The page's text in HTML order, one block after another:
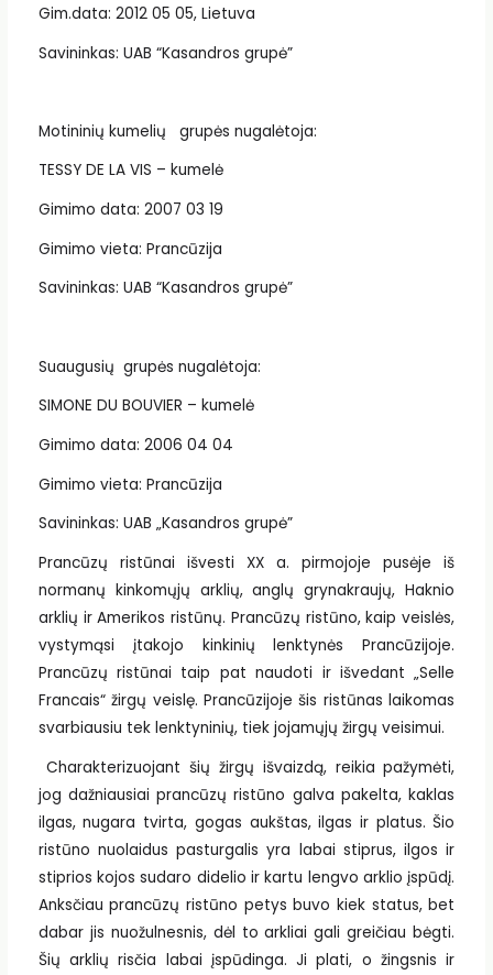
Gim.data: 2012 05 05, Lietuva
Savininkas: UAB “Kasandros grupė”
Motininių kumelių grupės nugalėtoja:
TESSY DE LA VIS – kumelė
Gimimo data: 2007 03 19
Gimimo vieta: Prancūzija
Savininkas: UAB “Kasandros grupė”
Suaugusių grupės nugalėtoja:
SIMONE DU BOUVIER – kumelė
Gimimo data: 2006 04 04
Gimimo vieta: Prancūzija
Savininkas: UAB „Kasandros grupė”
Prancūzų ristūnai išvesti XX a. pirmojoje pusėje iš
normanų kinkomųjų arklių, anglų grynakraujų, Haknio
arklių ir Amerikos ristūnų. Prancūzų ristūno, kaip veislės,
vystymąsi įtakojo kinkinių lenktynės Prancūzijoje.
Prancūzų ristūnai taip pat naudoti ir išvedant „Selle
Francais“ žirgų veislę. Prancūzijoje šis ristūnas laikomas
svarbiausiu tek lenktyninių, tiek jojamųjų žirgų veisimui.
Charakterizuojant šių žirgų išvaizdą, reikia pažymėti,
jog dažniausiai prancūzų ristūno galva pakelta, kaklas
ilgas, nugara tvirta, gogas aukštas, ilgas ir platus. Šio
ristūno nuolaidus pasturgalis yra labai stiprus, ilgos ir
stiprios kojos sudaro didelio ir kartu lengvo arklio įspūdį.
Anksčiau prancūzų ristūno petys buvo kiek status, bet
dabar jis nuožulnesnis, dėl to arkliai gali greičiau bėgti.
Šių arklių risčia labai įspūdinga. Ji plati, o žingsnis ir